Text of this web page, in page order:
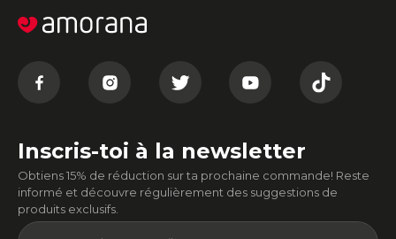
Inscris-toi à la newsletter
Obtiens 15% de réduction sur ta prochaine commande! Reste
informé et découvre régulièrement des suggestions de
produits exclusifs.